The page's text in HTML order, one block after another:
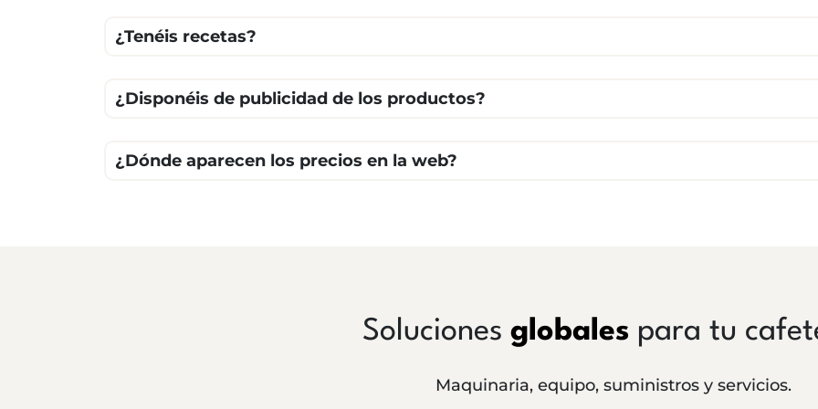
¿Tenéis recetas?
¿Disponéis de publicidad de los productos?
¿Dónde aparecen los precios en la web?
Soluciones globales para tu
Maquinaria, equipo, suministros y servicios.